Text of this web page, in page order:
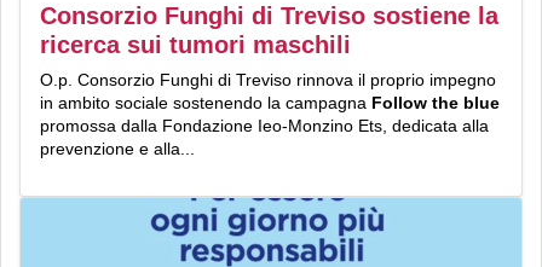
Consorzio Funghi di Treviso sostiene la
ricerca sui tumori maschili
O.p. Consorzio Funghi di Treviso rinnova il proprio impegno
in ambito sociale sostenendo la campagna Follow the blue
promossa dalla Fondazione Ieo-Monzino Ets, dedicata alla
prevenzione e alla...